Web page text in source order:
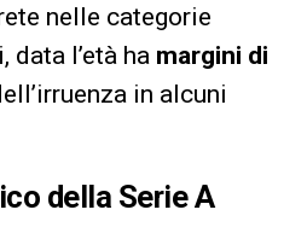
nelle categorie
l’età ha margini di
in alcuni
della Serie A